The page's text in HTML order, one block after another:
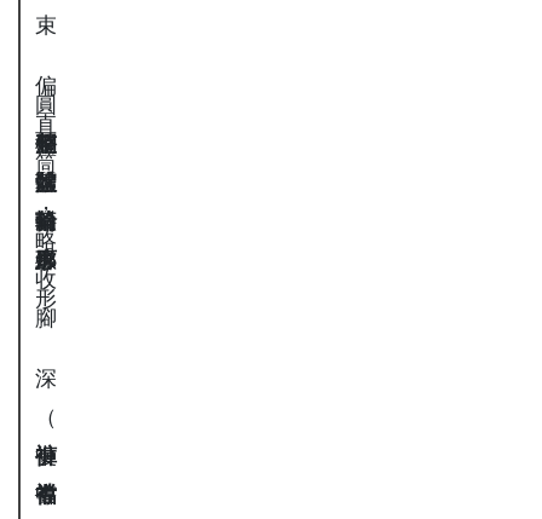
束
整
體
輪
廓
俐
落
斜
線
圓
潤
蠶
繭
弧
形
偏
直
筒
，
略
收
腳
短
蘿
蔔
形
桶
狀
弧
形
褲
襠
中
中
等
深
（
復
古
中
中